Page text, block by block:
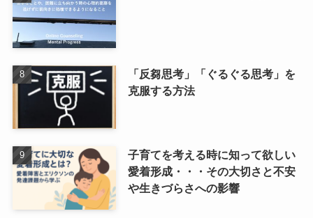
「反芻思考」「ぐるぐる思考」を
克服する方法
子育てを考える時に知って欲しい
愛着形成・・・その大切さと不安
や生きづらさへの影響